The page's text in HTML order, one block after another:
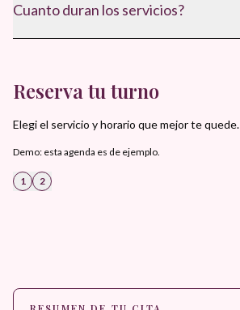
Cuanto duran los servicios?
Reserva tu turno
Elegi el servicio y horario que mejor te quede.
Demo: esta agenda es de ejemplo.
1 2